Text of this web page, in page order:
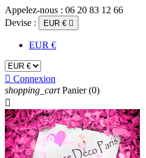
Appelez-nous : 06 20 83 12 66
Devise :
EUR € 
EUR €
 Connexion
shopping_cart Panier (0)
